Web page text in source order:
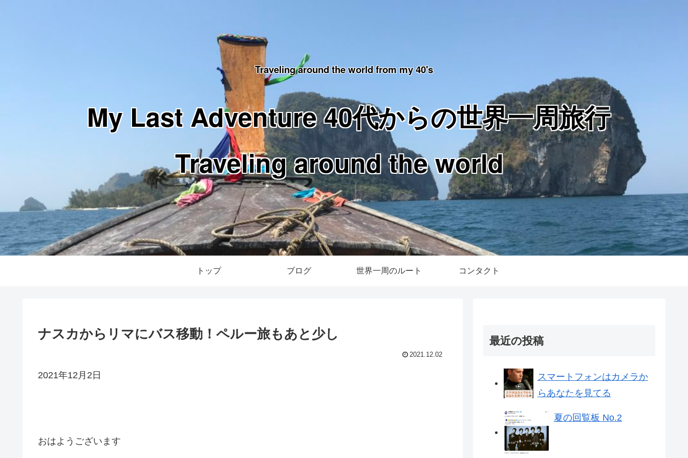
Traveling around the world from my 40's
My Last Adventure 40代からの世界一周旅行
Traveling around the world
トップ ブログ 世界一周のルート コンタクト
ナスカからリマにバス移動！ペルー旅もあと少し
2021.12.02
2021年12月2日
おはようございます
最近の投稿
スマートフォンはカメラか
らあなたを見てる
夏の回覧板 No.2